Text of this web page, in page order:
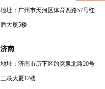
地址：广州市天河区体育西路57号红
盾大厦5楼
济南
地址：济南市历下区趵突泉北路20号
三联大夏12楼